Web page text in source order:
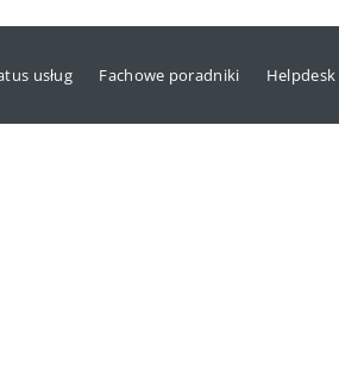
usług Fachowe poradniki Helpdesk